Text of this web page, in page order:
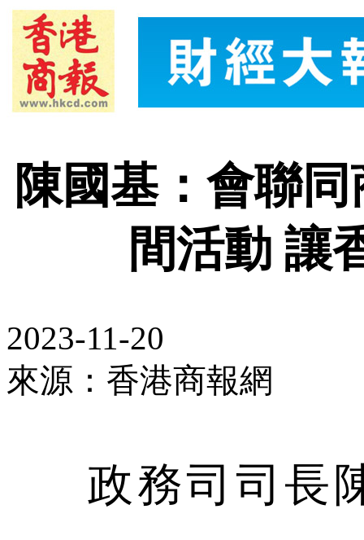
陳國基：會聯
間活動 讓
2023-11-20
來源：香港商報網
政務司司長